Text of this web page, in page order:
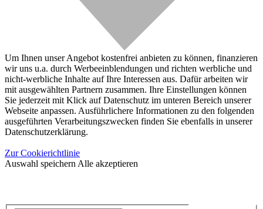
Um Ihnen unser Angebot kostenfrei anbieten zu können, finanzieren
wir uns u.a. durch Werbeeinblendungen und richten werbliche und
nicht-werbliche Inhalte auf Ihre Interessen aus. Dafür arbeiten wir
mit ausgewählten Partnern zusammen. Ihre Einstellungen können
Sie jederzeit mit Klick auf Datenschutz im unteren Bereich unserer
Webseite anpassen. Ausführlichere Informationen zu den folgenden
ausgeführten Verarbeitungszwecken finden Sie ebenfalls in unserer
Datenschutzerklärung.
Zur Cookierichtlinie
Auswahl speichern Alle akzeptieren